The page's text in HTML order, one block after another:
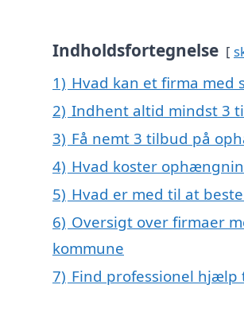
Indholdsfortegnelse
1) Hvad kan et firma
2) Indhent altid mindst 3
3) Få nemt 3 tilbud på
4) Hvad koster
5) Hvad er med til at
6) Oversigt over firmaer
kommune
7) Find professionel